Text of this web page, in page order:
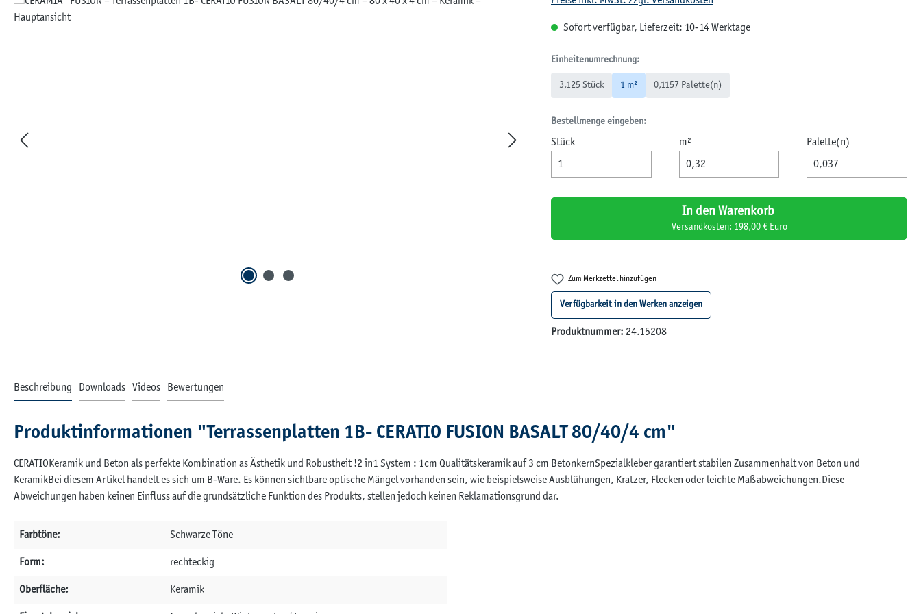
Sofort verfügbar, Lieferzeit: 10-14 Werktage
Einheitenumrechnung:
3,125 Stück 1 m² 0,1157 Palette(n)
Bestellmenge eingeben:
Stück m² Palette(n)
In den Warenkorb
Versandkosten: 198,00 € Euro
Zum Merkzettel hinzufügen
Verfügbarkeit in den Werken anzeigen
Produktnummer: 24.15208
Beschreibung Downloads Videos Bewertungen
Produktinformationen "Terrassenplatten 1B- CERATIO FUSION BASALT 80/40/4 cm"
CERATIOKeramik und Beton als perfekte Kombination as Ästhetik und Robustheit !2 in1 System : 1cm Qualitätskeramik auf 3 cm BetonkernSpezialkleber garantiert stabilen Zusammenhalt von Beton und
KeramikBei diesem Artikel handelt es sich um B-Ware. Es können sichtbare optische Mängel vorhanden sein, wie beispielsweise Ausblühungen, Kratzer, Flecken oder leichte Maßabweichungen.Diese
Abweichungen haben keinen Einfluss auf die grundsätzliche Funktion des Produkts, stellen jedoch keinen Reklamationsgrund dar.
Farbtöne: Schwarze Töne
Form: rechteckig
Oberfläche: Keramik